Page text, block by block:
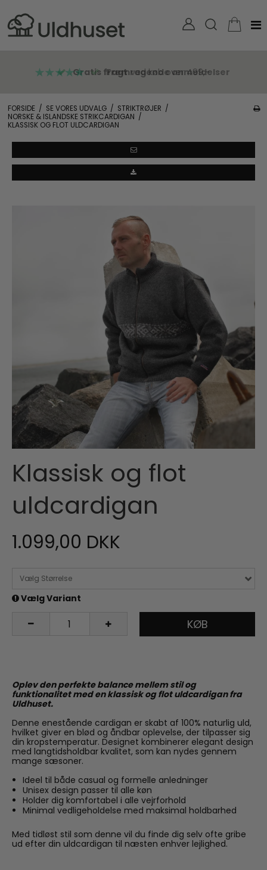
Gratis fragt ved køb over 499,-
FORSIDE / SE VORES UDVALG / STRIKTRØJER /
NORSKE & ISLANDSKE STRIKCARDIGAN /
KLASSISK OG FLOT ULDCARDIGAN
Klassisk og flot
uldcardigan
1.099,00 DKK
Vælg Størrelse
Vælg Variant
KØB
Oplev den perfekte balance mellem stil og
funktionalitet med en klassisk og flot uldcardigan fra
Uldhuset.
Denne enestående cardigan er skabt af 100% naturlig uld,
hvilket giver en blød og åndbar oplevelse, der tilpasser sig
din kropstemperatur. Designet kombinerer elegant design
med langtidsholdbar kvalitet, som kan nydes gennem
mange sæsoner.
Ideel til både casual og formelle anledninger
Unisex design passer til alle køn
Holder dig komfortabel i alle vejrforhold
Minimal vedligeholdelse med maksimal holdbarhed
Med tidløst stil som denne vil du finde dig selv ofte gribe
ud efter din uldcardigan til næsten enhver lejlighed.